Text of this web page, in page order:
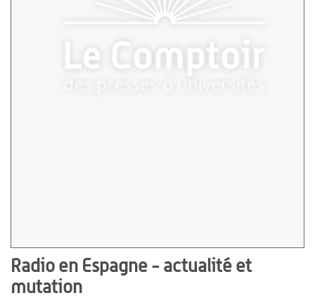
Radio en Espagne - actualité et
mutation